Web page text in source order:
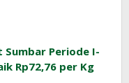
Sumbar Periode I-
Rp72,76 per Kg